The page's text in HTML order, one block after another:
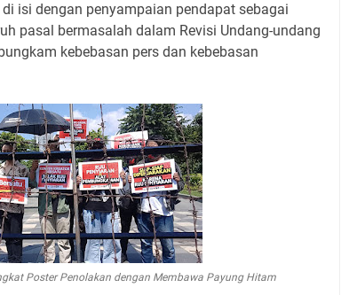
isi dengan penyampaian pendapat sebagai
pasal bermasalah dalam Revisi Undang-undang
kebebasan pers dan kebebasan
Poster Penolakan dengan Membawa Payung Hitam